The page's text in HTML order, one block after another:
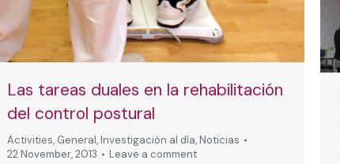
Las tareas duales en la rehabilitación
del control postural
Activities, General, Investigación al día, Noticias
22 November, 2013
Leave a comment